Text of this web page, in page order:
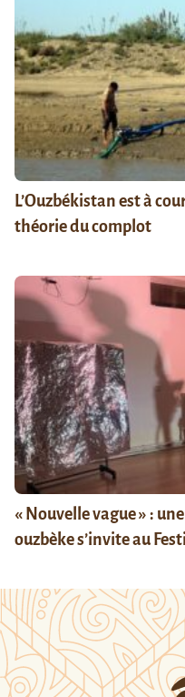
L’Ouzbékistan est à
théorie du complot
« Nouvelle vague » :
ouzbèke s’invite au